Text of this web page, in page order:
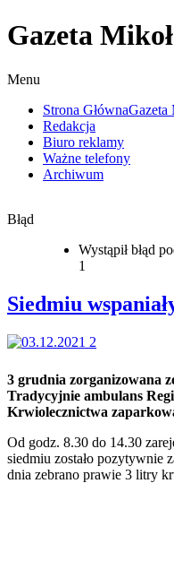
Gazeta
Menu
Strona GłównaGazeta
Redakcja
Biuro reklamy
Ważne telefony
Archiwum
Błąd
Wystąpił błąd
1
Siedmiu
3 grudnia zorganizowana
Tradycyjnie ambulans
Krwiolecznictwa
Od godz. 8.30 do 14.30
siedmiu zostało pozytywnie
dnia zebrano prawie 3 litry